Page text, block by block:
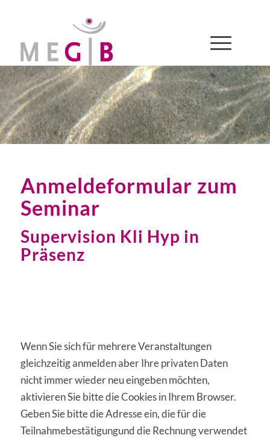
Anmeldeformular zum
Seminar
Supervision Kli Hyp in
Präsenz
Wenn Sie sich für mehrere Veranstaltungen
gleichzeitig anmelden aber Ihre privaten Daten
nicht immer wieder neu eingeben möchten,
aktivieren Sie bitte die Cookies in Ihrem Browser.
Geben Sie bitte die Adresse ein, die für die
Teilnahmebestätigungund die Rechnung verwendet